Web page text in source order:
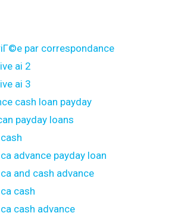
par correspondance
ai 2
ai 3
cash loan payday
payday loans
advance payday loan
and cash advance
cash
cash advance